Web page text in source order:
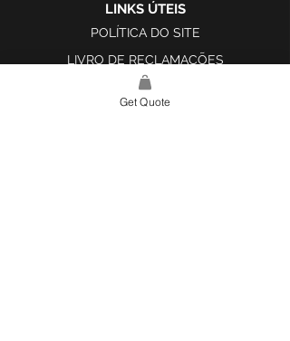
LINKS ÚTEIS
POLÍTICA DO SITE
LIVRO DE RECLAMAÇÕES
Get Quote